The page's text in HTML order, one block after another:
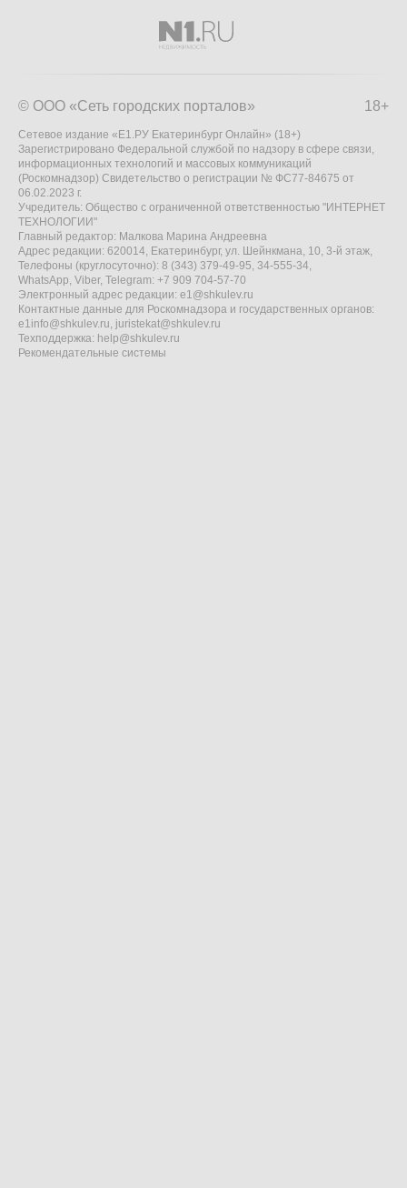
18+
© ООО «Сеть городских порталов»
Сетевое издание «Е1.РУ Екатеринбург Онлайн» (18+)
Зарегистрировано Федеральной службой по надзору в сфере связи,
информационных технологий и массовых коммуникаций
(Роскомнадзор) Свидетельство о регистрации № ФС77-84675 от
06.02.2023 г.
Учредитель: Общество с ограниченной ответственностью "ИНТЕРНЕТ
ТЕХНОЛОГИИ"
Главный редактор: Малкова Марина Андреевна
Адрес редакции: 620014, Екатеринбург, ул. Шейнкмана, 10, 3-й этаж,
Телефоны (круглосуточно): 8 (343) 379-49-95, 34-555-34,
WhatsApp, Viber, Telegram: +7 909 704-57-70
Электронный адрес редакции: e1@shkulev.ru
Контактные данные для Роскомнадзора и государственных органов:
e1info@shkulev.ru, juristekat@shkulev.ru
Техподдержка: help@shkulev.ru
Рекомендательные системы